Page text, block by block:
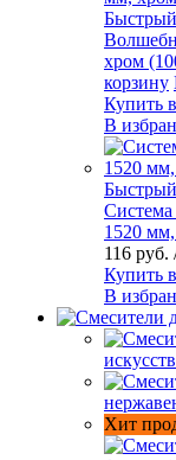
хром
корзину
Купить
В
1520
116 руб.
Купить
В
Хит